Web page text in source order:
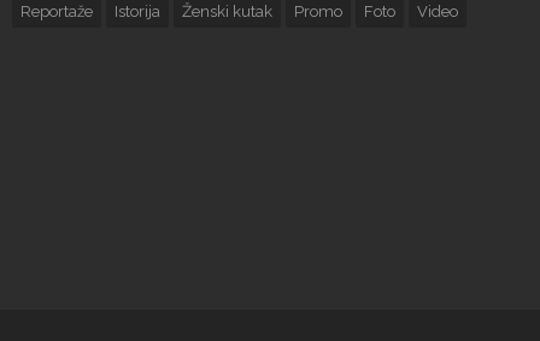
Reportaže Istorija Ženski kutak Promo Foto Video